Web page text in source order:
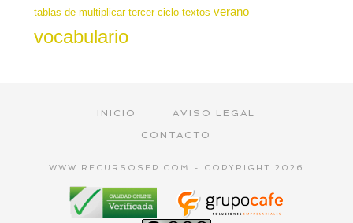
tablas de multiplicar tercer ciclo textos verano
vocabulario
INICIO
AVISO LEGAL
CONTACTO
WWW.RECURSOSEP.COM - COPYRIGHT 2026